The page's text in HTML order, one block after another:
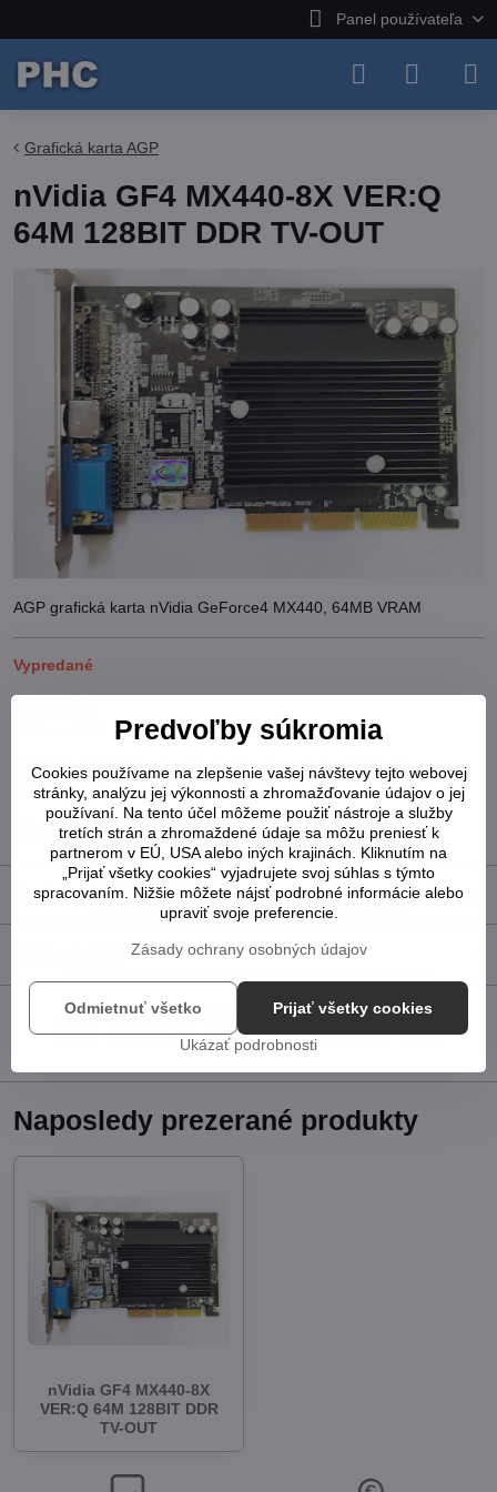
Panel používateľa
Grafická karta AGP
nVidia GF4 MX440-8X VER:Q
64M 128BIT DDR TV-OUT
AGP grafická karta nVidia GeForce4 MX440, 64MB VRAM
Vypredané
Pridať k Obľúbeným Otázka k produktu
Strážny pes
Doručenia
Výrobca:NVIDIA
Doplnkové informácie
FacebookTwitterBlueskyPinterestRedditLinkedInWhatsApp
E-
Naposledy prezerané produkty
nVidia GF4 MX440-8X
VER:Q 64M 128BIT DDR
TV-OUT
Predvoľby súkromia
Cookies používame na zlepšenie vašej návštevy tejto webovej
stránky, analýzu jej výkonnosti a zhromažďovanie údajov o jej
používaní. Na tento účel môžeme použiť nástroje a služby
tretích strán a zhromaždené údaje sa môžu preniesť k
partnerom v EÚ, USA alebo iných krajinách. Kliknutím na
„Prijať všetky cookies“ vyjadrujete svoj súhlas s týmto
spracovaním. Nižšie môžete nájsť podrobné informácie alebo
upraviť svoje preferencie.
Zásady ochrany osobných údajov
Ukázať podrobnosti
Prijať všetky cookies
Odmietnuť všetko